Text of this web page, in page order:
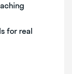
for real